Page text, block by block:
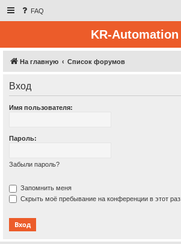
FAQ
KR-Automation
На главную Список форумов
Вход
Имя пользователя:
Пароль:
Забыли пароль?
Запомнить меня
Скрыть моё пребывание на конференции в этот раз